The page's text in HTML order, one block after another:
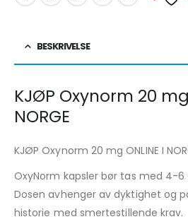
BESKRIVELSE
KJØP Oxynorm 20 mg
NORGE
KJØP Oxynorm 20 mg ONLINE I
OxyNorm kapsler bør tas med 4-
Dosen avhenger av dyktighet og
historie med smertestillende krav.